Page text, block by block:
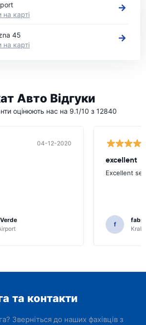
на карті
45
на карті
Авто Відгуки
оцінюють нас на 9.1/10 з 12840
04-12-2020
excellent
Excellent
f
та контакти
Зверніться до наших фахівців з